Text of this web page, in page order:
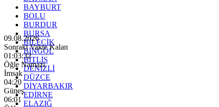
BAYBURT
BOLU
BURDUR
BURSA
BİLECİK
BİNGÖL
BİTLİS
DENİZLİ
DÜZCE
DİYARBAKIR
EDİRNE
ELAZIĞ
09.08.2026
Sonraki Vakte Kalan
01:03:30
Öğle Namazı
İmsak
04:20
Güneş
06:01